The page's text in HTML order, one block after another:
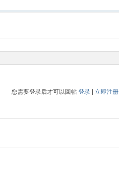
您需要登录后才可以回帖 登录| 立即注册